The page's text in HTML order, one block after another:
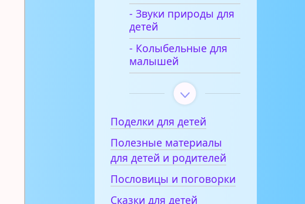
- Звуки природы для
детей
- Колыбельные для
малышей
Поделки для детей
Полезные материалы
для детей и родителей
Пословицы и поговорки
Сказки для детей